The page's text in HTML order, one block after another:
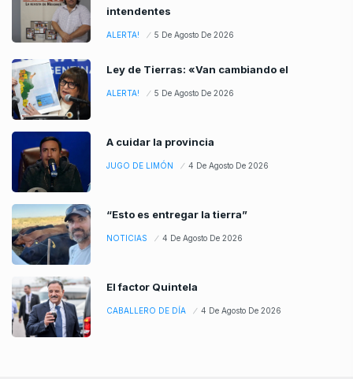
intendentes
ALERTA! 5 De Agosto De 2026
Ley de Tierras: «Van cambiando el
ALERTA! 5 De Agosto De 2026
A cuidar la provincia
JUGO DE LIMÓN 4 De Agosto De 2026
“Esto es entregar la tierra”
NOTICIAS 4 De Agosto De 2026
El factor Quintela
CABALLERO DE DÍA 4 De Agosto De 2026